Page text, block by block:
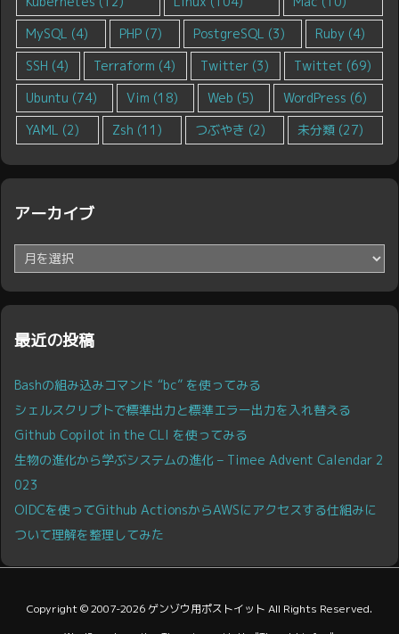
MySQL (4) PHP(7) PostgreSQL (3) Ruby (4)
SSH (4) Terraform (4) Twitter (3) Twittet (69)
Ubuntu (74) Vim (18) Web (5) WordPress (6)
YAML (2) Zsh (11) つぶやき (2) 未分類 (27)
アーカイブ
ー
カ
イ
最近の投稿
Bashの組み込みコマンド “bc” を使ってみる
シェルスクリプトで標準出力と標準エラー出力を入れ替える
Github Copilot in the CLI を使ってみる
生物の進化から学ぶシステムの進化 – Timee Advent Calendar 2
023
OIDCを使ってGithub ActionsからAWSにアクセスする仕組みに
ついて理解を整理してみた
Copyright ©2007-2026ゲンゾウ用ポストイット All Rights Reserved.